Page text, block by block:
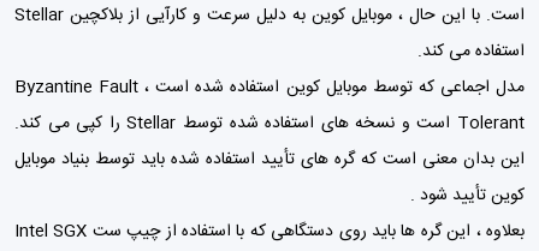
است. با این حال ، موبایل کوین به دلیل سرعت و کارآیی از بلاکچین Stellar
استفاده می کند.
مدل اجماعی که توسط موبایل کوین استفاده شده است ، Byzantine Fault
Tolerant است و نسخه های استفاده شده توسط Stellar را کپی می کند.
این بدان معنی است که گره های تأیید استفاده شده باید توسط بنیاد موبایل
کوین تأیید شود .
بعلاوه ، این گره ها باید روی دستگاهی که با استفاده از چیپ ست Intel SGX